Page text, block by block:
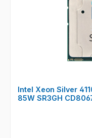
Intel Xeon Silver
85W SR3GH